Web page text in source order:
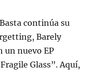
continúa su
Barely
un nuevo EP
Glass”. Aquí,